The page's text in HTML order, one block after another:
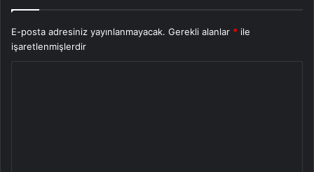
E-posta adresiniz yayınlanmayacak. Gerekli alanlar * ile
işaretlenmişlerdir